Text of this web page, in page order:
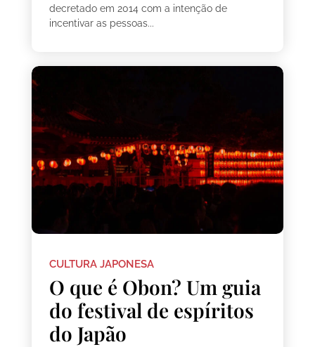
decretado em 2014 com a intenção de
incentivar as pessoas...
CULTURA JAPONESA
O que é Obon? Um guia
do festival de espíritos
do Japão